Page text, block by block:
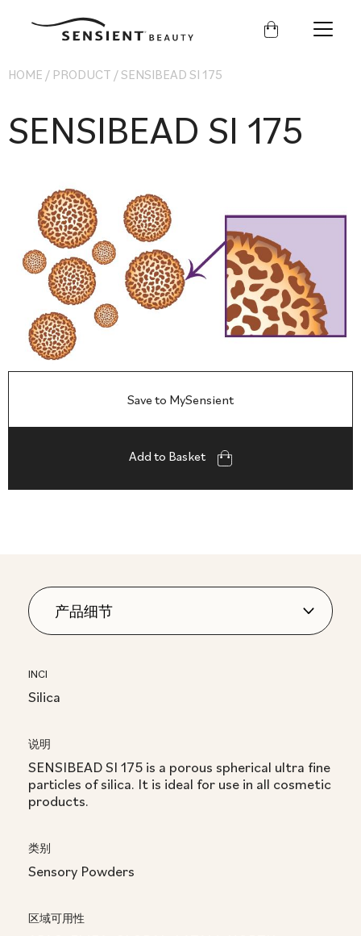
Sensient
HOME / PRODUCT /SENSIBEAD SI 175
SENSIBEAD SI 175
Save to MySensient
Add to Basket
INCI
Silica
说明
SENSIBEAD SI 175 is a porous spherical ultra fine
particles of silica. It is ideal for use in all cosmetic
products.
类别
Sensory Powders
区域可用性